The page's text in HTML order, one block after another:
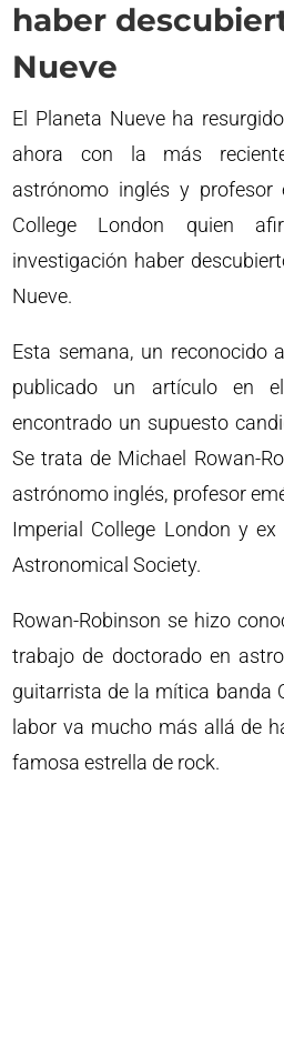
haber
Nueve
El Planeta Nueve ha
ahora con la más
astrónomo inglés y profesor
College London quien
investigación haber
Nueve.
Esta semana, un reconocido
publicado un artículo en
encontrado un supuesto
Se trata de Michael Rowan-
astrónomo inglés, profesor
Imperial College London y ex
Astronomical Society.
Rowan-Robinson se hizo
trabajo de doctorado en
guitarrista de la mítica banda
labor va mucho más allá de
famosa estrella de rock.